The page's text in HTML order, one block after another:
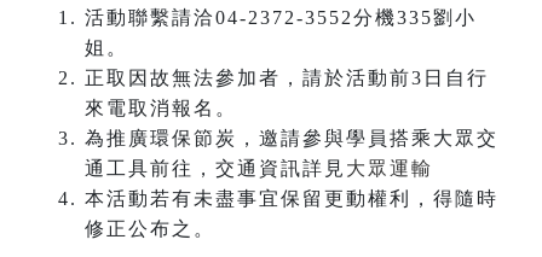
活動聯繫請洽04-2372-3552分機335劉小
姐。
正取因故無法參加者，請於活動前3日自行
來電取消報名。
為推廣環保節炭，邀請參與學員搭乘大眾交
通工具前往，交通資訊詳見 大眾運輸
本活動若有未盡事宜保留更動權利，得隨時
修正公布之。